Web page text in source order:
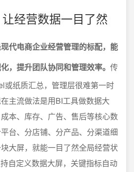
经营数据一目了然
代电商企业经营管理的标配，能
，提升团队协同和管理效率。 传
或纸质汇总，管理层很难第一时
主流做法是用BI工具做数据大
本、库存、广告、售后等核心数
台、分店铺、分产品、分渠道细
大屏，就能一目了然全局经营状
自定义数据大屏，关键指标自动